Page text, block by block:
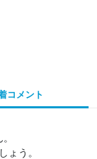
コメント
ょう。